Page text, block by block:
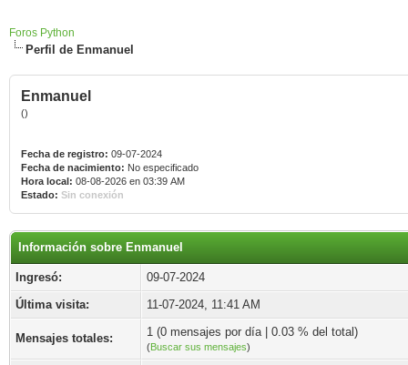
Foros Python
Perfil de Enmanuel
Enmanuel
()
Fecha de registro: 09-07-2024
Fecha de nacimiento: No especificado
Hora local: 08-08-2026 en 03:39 AM
Estado: Sin conexión
Información sobre Enmanuel
Ingresó:
09-07-2024
Última visita:
11-07-2024, 11:41 AM
Mensajes totales: 1 (0 mensajes por día | 0.03 % del total)
(Buscar sus mensajes)